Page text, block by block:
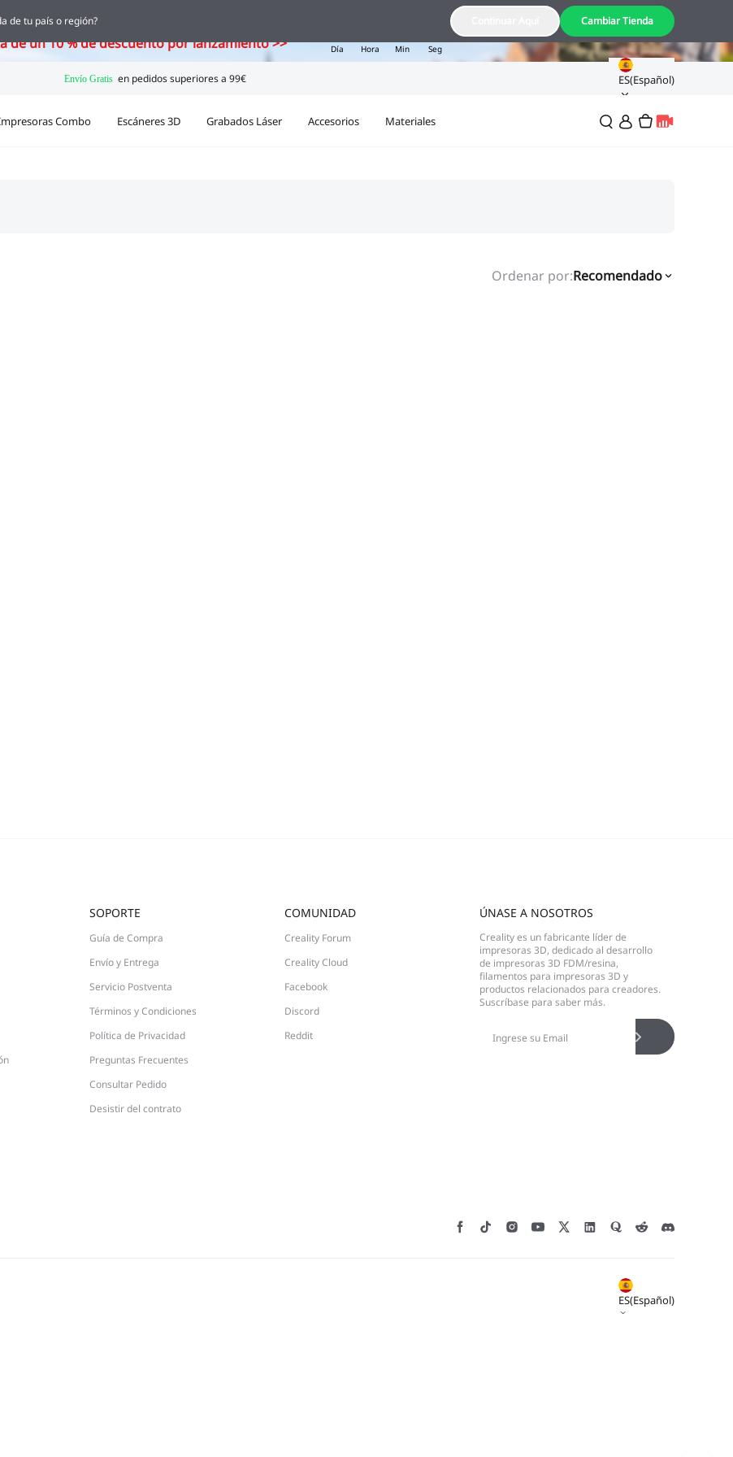
el nuevo escáner 3D con IA ya está aquí
de un 10 % de descuento por lanzamiento >> Día Hora Min Seg
ES(Español)
Combo Escáneres 3D Grabados Láser Accesorios Materiales
Ordenar por:Recomendado
CALIFIQUE SU NIVEL DE SATISFACCIÓN CON ESTA
SOPORTE
Guía de Compra
Envío y Entrega
Servicio Postventa
Términos y Condiciones
Política de Privacidad
Preguntas Frecuentes
Consultar Pedido
Desistir del contrato
COMUNIDAD
Creality Forum
Creality Cloud
Facebook
Discord
Reddit
ÚNASE A NOSOTROS
Creality es un fabricante líder de
impresoras 3D, dedicado al desarrollo
de impresoras 3D FDM/resina,
filamentos para impresoras 3D y
productos relacionados para creadores.
Suscríbase para saber más.
ES(Español)
de tu país o región? Cambiar Tienda